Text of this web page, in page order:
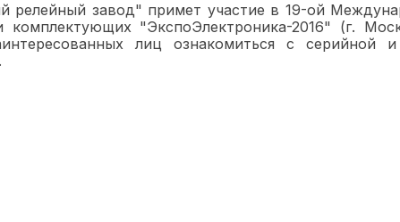
релейный завод" примет участие в 19-ой
комплектующих "ЭкспоЭлектроника-2016" (г.
лиц ознакомиться с серийной